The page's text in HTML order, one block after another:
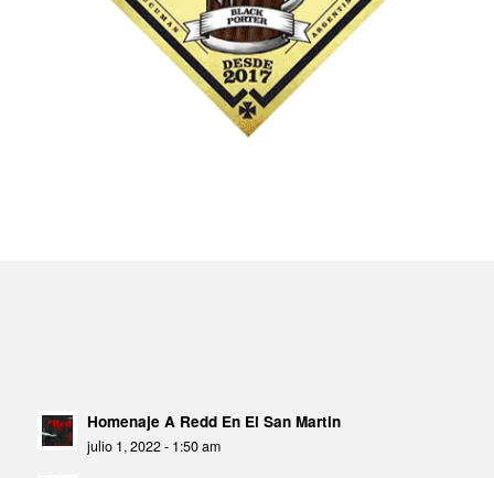
Homenaje A Redd En El San Martin
julio 1, 2022 - 1:50 am